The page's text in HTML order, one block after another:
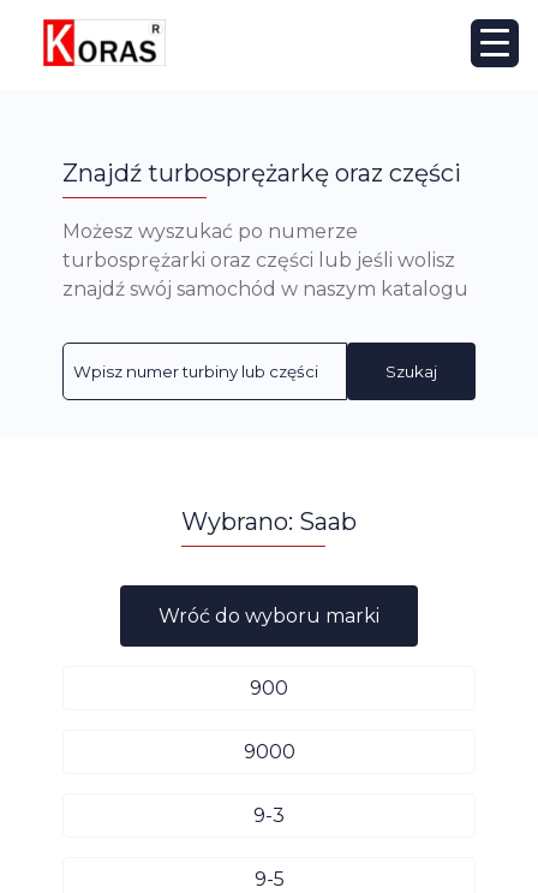
Znajdź turbosprężarkę oraz części
Możesz wyszukać po numerze
turbosprężarki oraz części lub jeśli wolisz
znajdź swój samochód w naszym katalogu
Szukaj
Wybrano: Saab
Wróć do wyboru marki
900
9000
9-3
9-5